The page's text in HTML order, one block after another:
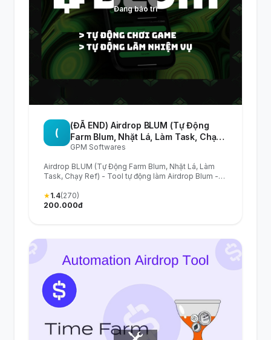
Đang bảo trì
(
(ĐÃ END) Airdrop BLUM (Tự Động
Farm Blum, Nhặt Lá, Làm Task, Chạy
Ref) - Tool tự động làm Airdrop Blum
GPM Softwares
Airdrop BLUM (Tự Động Farm Blum, Nhặt Lá, Làm
Task, Chạy Ref) - Tool tự động làm Airdrop Blum -
★1.4(270)
200.000đ